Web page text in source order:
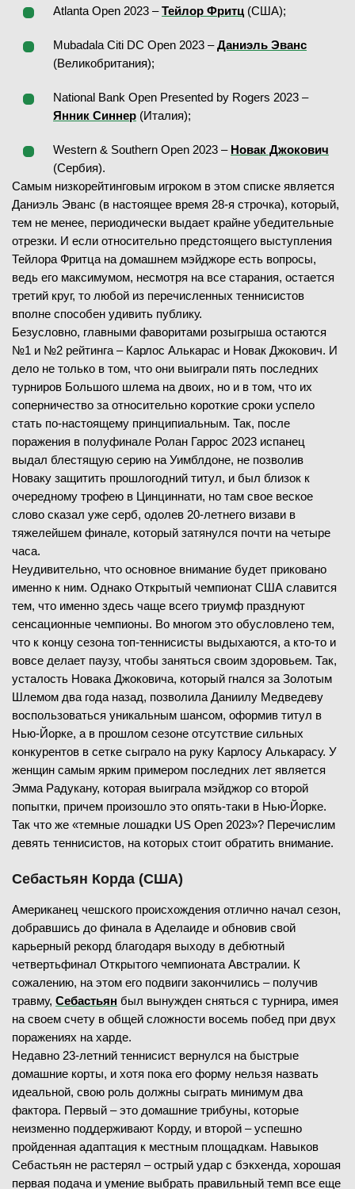
Atlanta Open 2023 –Тейлор Фритц (США);
Mubadala Citi DC Open 2023 –Даниэль Эванс
(Великобритания);
National Bank Open Presented by Rogers 2023 –
Янник Синнер (Италия);
Western & Southern Open 2023 – Новак Джокович
(Сербия).
Самым низкорейтинговым игроком в этом списке является
Даниэль Эванс (в настоящее время 28-я строчка), который,
тем не менее, периодически выдает крайне убедительные
отрезки. И если относительно предстоящего выступления
Тейлора Фритца на домашнем мэйджоре есть вопросы,
ведь его максимумом, несмотря на все старания, остается
третий круг, то любой из перечисленных теннисистов
вполне способен удивить публику.
Безусловно, главными фаворитами розыгрыша остаются
№1 и №2 рейтинга – Карлос Алькарас и Новак Джокович. И
дело не только в том, что они выиграли пять последних
турниров Большого шлема на двоих, но и в том, что их
соперничество за относительно короткие сроки успело
стать по-настоящему принципиальным. Так, после
поражения в полуфинале Ролан Гаррос 2023 испанец
выдал блестящую серию на Уимблдоне, не позволив
Новаку защитить прошлогодний титул, и был близок к
очередному трофею в Цинциннати, но там свое веское
слово сказал уже серб, одолев 20-летнего визави в
тяжелейшем финале, который затянулся почти на четыре
часа.
Неудивительно, что основное внимание будет приковано
именно к ним. Однако Открытый чемпионат США славится
тем, что именно здесь чаще всего триумф празднуют
сенсационные чемпионы. Во многом это обусловлено тем,
что к концу сезона топ-теннисисты выдыхаются, а кто-то и
вовсе делает паузу, чтобы заняться своим здоровьем. Так,
усталость Новака Джоковича, который гнался за Золотым
Шлемом два года назад, позволила Даниилу Медведеву
воспользоваться уникальным шансом, оформив титул в
Нью-Йорке, а в прошлом сезоне отсутствие сильных
конкурентов в сетке сыграло на руку Карлосу Алькарасу. У
женщин самым ярким примером последних лет является
Эмма Радукану, которая выиграла мэйджор со второй
попытки, причем произошло это опять-таки в Нью-Йорке.
Так что же «темные лошадки US Open 2023»? Перечислим
девять теннисистов, на которых стоит обратить внимание.
Себастьян Корда (США)
Американец чешского происхождения отлично начал сезон,
добравшись до финала в Аделаиде и обновив свой
карьерный рекорд благодаря выходу в дебютный
четвертьфинал Открытого чемпионата Австралии. К
сожалению, на этом его подвиги закончились – получив
травму, Себастьян был вынужден сняться с турнира, имея
на своем счету в общей сложности восемь побед при двух
поражениях на харде.
Недавно 23-летний теннисист вернулся на быстрые
домашние корты, и хотя пока его форму нельзя назвать
идеальной, свою роль должны сыграть минимум два
фактора. Первый – это домашние трибуны, которые
неизменно поддерживают Корду, и второй – успешно
пройденная адаптация к местным площадкам. Навыков
Себастьян не растерял – острый удар с бэкхенда, хорошая
первая подача и умение выбрать правильный темп все еще